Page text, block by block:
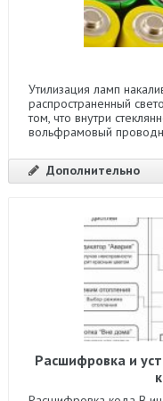
Утилизация ламп
распространенный
том, что внутри
вольфрамовый
Дополнительно
Расшифровка и